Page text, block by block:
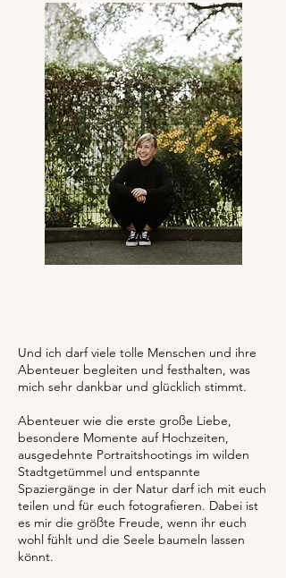
Und ich darf viele tolle Menschen und ihre
Abenteuer begleiten und festhalten, was
mich sehr dankbar und glücklich stimmt.
Abenteuer wie die erste große Liebe,
besondere Momente auf Hochzeiten,
ausgedehnte Portraitshootings im wilden
Stadtgetümmel und entspannte
Spaziergänge in der Natur darf ich mit euch
teilen und für euch fotografieren. Dabei ist
es mir die größte Freude, wenn ihr euch
wohl fühlt und die Seele baumeln lassen
könnt.